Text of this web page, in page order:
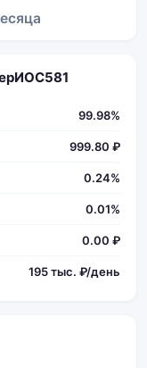
99.98%
999.80 ₽
0.24%
0.01%
0.00 ₽
195 тыс. ₽/день